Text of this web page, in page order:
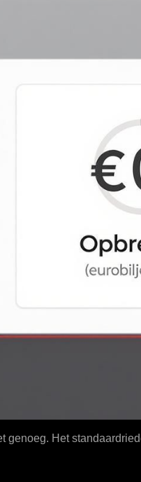
genoeg. Het